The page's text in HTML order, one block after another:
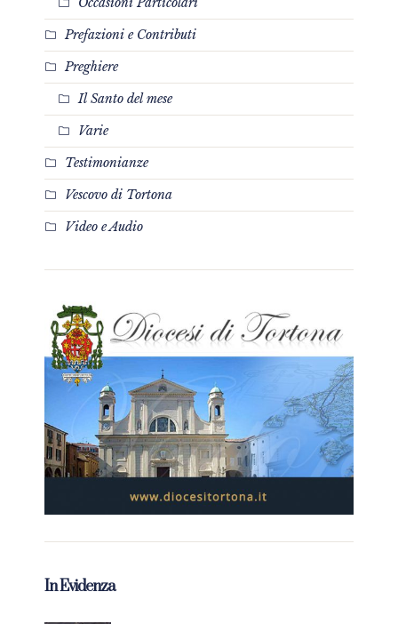
Prefazioni e Contributi
Preghiere
Il Santo del mese
Varie
Testimonianze
Vescovo di Tortona
Video e Audio
In Evidenza